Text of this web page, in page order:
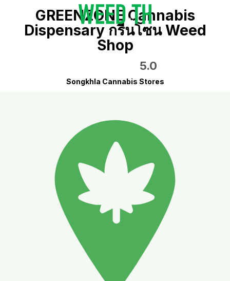
GREENZONE Cannabis
Dispensary กรีนโซน Weed
Shop
5.0
Songkhla Cannabis Stores